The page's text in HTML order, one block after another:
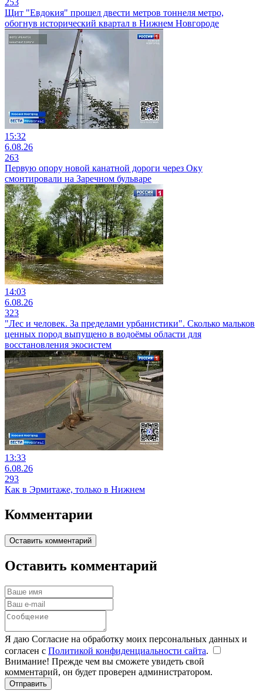
Щит "Евдокия" прошел двести метров тоннеля метро,
обогнув исторический квартал в Нижнем Новгороде
15:32
6.08.26
263
Первую опору новой канатной дороги через Оку
смонтировали на Заречном бульваре
14:03
6.08.26
323
"Лес и человек. За пределами урбанистики". Сколько мальков
ценных пород выпущено в водоёмы области для
восстановления экосистем
13:33
6.08.26
293
Как в Эрмитаже, только в Нижнем
Комментарии
Оставить комментарий
Оставить комментарий
Я даю Согласие на обработку моих персональных данных и
согласен с Политикой конфиденциальности сайта.
Внимание! Прежде чем вы сможете увидеть свой
комментарий, он будет проверен администратором.
Отправить